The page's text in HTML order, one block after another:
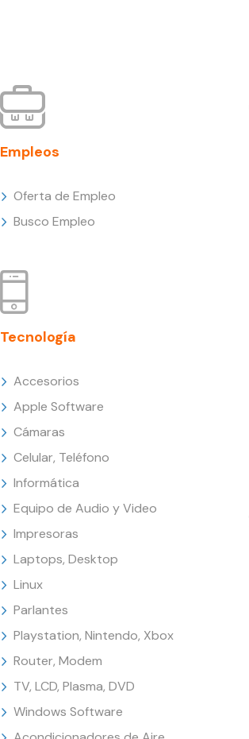
Empleos
Oferta de Empleo
Busco Empleo
Tecnología
Accesorios
Apple Software
Cámaras
Celular, Teléfono
Informática
Equipo de Audio y Video
Impresoras
Laptops, Desktop
Linux
Parlantes
Playstation, Nintendo, Xbox
Router, Modem
TV, LCD, Plasma, DVD
Windows Software